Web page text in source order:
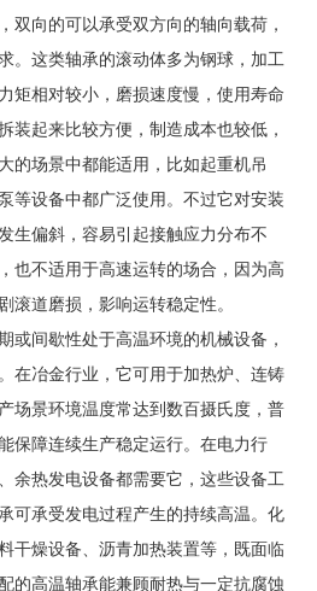
双向的可以承受双方向的轴向载荷，
。这类轴承的滚动体多为钢球，加工
矩相对较小，磨损速度慢，使用寿命
装起来比较方便，制造成本也较低，
的场景中都能适用，比如起重机吊
等设备中都广泛使用。不过它对安装
生偏斜，容易引起接触应力分布不
也不适用于高速运转的场合，因为高
滚道磨损，影响运转稳定性。
或间歇性处于高温环境的机械设备，
在冶金行业，它可用于加热炉、连铸
场景环境温度常达到数百摄氏度，普
保障连续生产稳定运行。在电力行
余热发电设备都需要它，这些设备工
可承受发电过程产生的持续高温。化
干燥设备、沥青加热装置等，既面临
的高温轴承能兼顾耐热与一定抗腐蚀